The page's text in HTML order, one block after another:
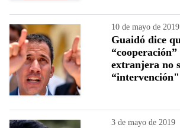
10 de mayo de 2019
Guaidó dice
extranjera no
“intervención"
3 de mayo de 2019